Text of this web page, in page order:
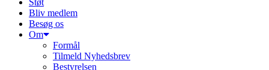
Støt
Bliv medlem
Besøg os
Om
Formål
Tilmeld Nyhedsbrev
Bestyrelsen